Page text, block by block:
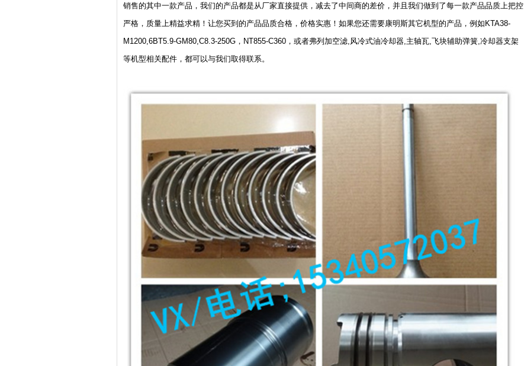
销售的其中一款产品，我们的产品都是从厂家直接提供，减去了中间商的差价，并且我们做到了每一款产品品质上把控
严格，质量上精益求精！让您买到的产品品质合格，价格实惠！如果您还需要康明斯其它机型的产品，例如KTA38-
M1200,6BT5.9-GM80,C8.3-250G，NT855-C360，或者弗列加空滤,风冷式油冷却器,主轴瓦,飞块辅助弹簧,冷却器支架
等机型相关配件，都可以与我们取得联系。